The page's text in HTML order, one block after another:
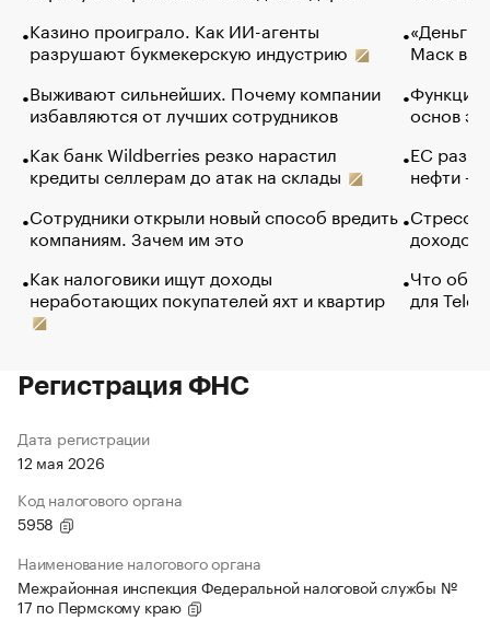
Казино проиграло. Как ИИ-агенты
разрушают букмекерскую индустрию
Выживают сильнейших. Почему компании
избавляются от лучших сотрудников
Как банк Wildberries резко нарастил
кредиты селлерам до атак на склады
Сотрудники открыли новый способ вредить
компаниям. Зачем им это
Как налоговики ищут доходы
неработающих покупателей яхт и квартир
«Деньги
Маск в
Функции
основ
ЕС
нефти —
Стресс
доходов
Что
для
Регистрация ФНС
Дата регистрации
12 мая 2026
Код налогового органа
5958
Наименование налогового органа
Межрайонная инспекция Федеральной налоговой службы №
17 по Пермскому краю